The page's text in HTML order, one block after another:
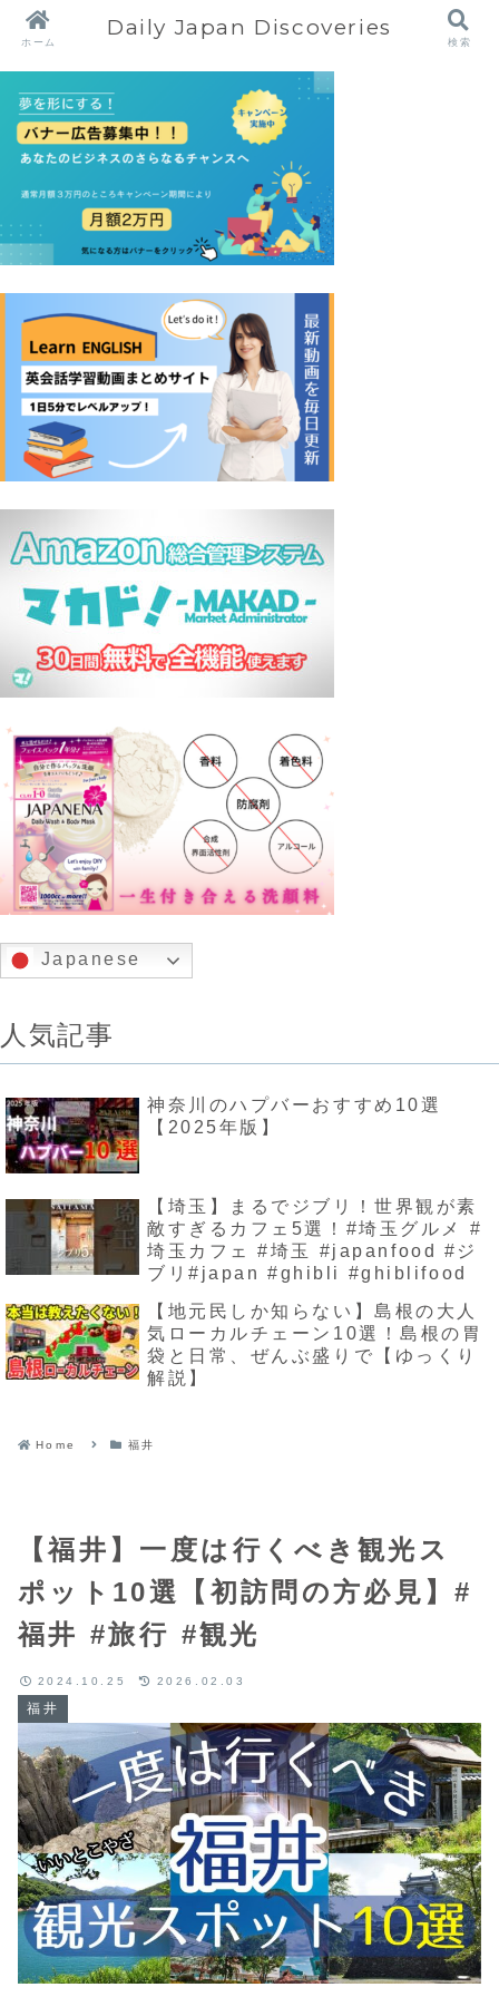
Japanese
人気記事
神奈川のハプバーおすすめ10選
【2025年版】
【埼玉】まるでジブリ！世界観が素
敵すぎるカフェ5選！#埼玉グルメ #
埼玉カフェ #埼玉 #japanfood #ジ
ブリ#japan #ghibli #ghiblifood
【地元民しか知らない】島根の大人
気ローカルチェーン10選！島根の胃
袋と日常、ぜんぶ盛りで【ゆっくり
解説】
Home 福井
【福井】一度は行くべき観光ス
ポット10選【初訪問の方必見】#
福井 #旅行 #観光
福井
2024.10.25 2026.02.03
ホーム
Daily Japan Discoveries
検索